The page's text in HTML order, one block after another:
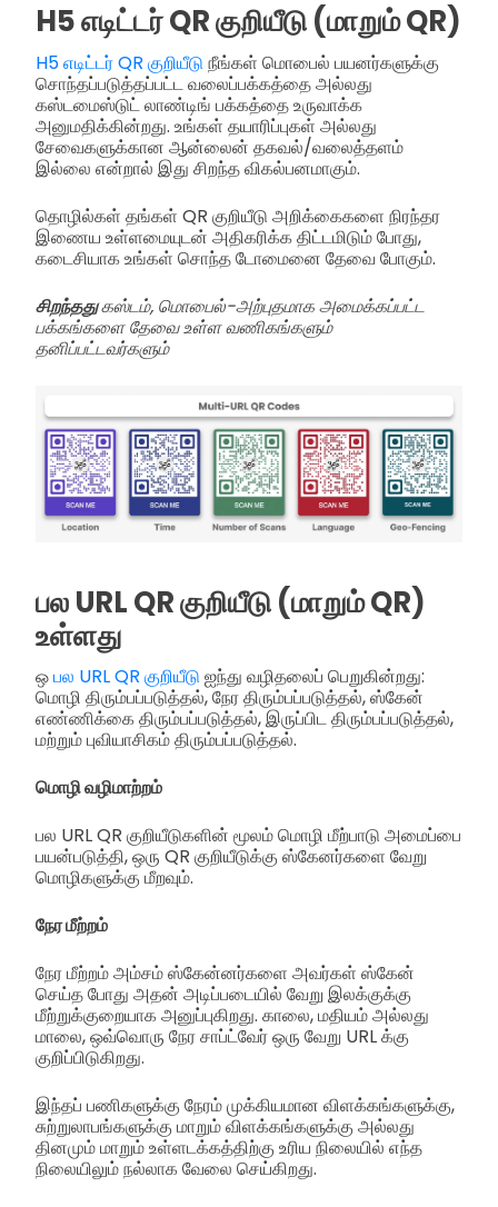
H5 எடிட்டர் QR குறியீடு (மாறும் QR)
H5 எடிட்டர் QR குறியீடு நீங்கள் மொபைல் பயனர்களுக்கு
சொந்தப்படுத்தப்பட்ட வலைப்பக்கத்தை அல்லது
கஸ்டமைஸ்டுட் லாண்டிங் பக்கத்தை உருவாக்க
அனுமதிக்கின்றது. உங்கள் தயாரிப்புகள் அல்லது
சேவைகளுக்கான ஆன்லைன் தகவல்/வலைத்தளம்
இல்லை என்றால் இது சிறந்த விகல்பனமாகும்.
தொழில்கள் தங்கள் QR குறியீடு அறிக்கைகளை நிரந்தர
இணைய உள்ளமையுடன் அதிகரிக்க திட்டமிடும் போது,
கடைசியாக உங்கள் சொந்த டோமைனை தேவை போகும்.
சிறந்ததுகஸ்டம், மொபைல்-அற்புதமாக அமைக்கப்பட்ட
பக்கங்களை தேவை உள்ள வணிகங்களும்
தனிப்பட்டவர்களும்
பல URL QR குறியீடு (மாறும் QR)
உள்ளது
ஒபல URL QR குறியீடு ஐந்து வழிதலைப் பெறுகின்றது:
மொழி திரும்பப்படுத்தல், நேர திரும்பப்படுத்தல், ஸ்கேன்
எண்ணிக்கை திரும்பப்படுத்தல், இருப்பிட திரும்பப்படுத்தல்,
மற்றும் புவியாசிகம் திரும்பப்படுத்தல்.
மொழி வழிமாற்றம்
பல URL QR குறியீடுகளின் மூலம் மொழி மீற்பாடு அமைப்பை
பயன்படுத்தி, ஒரு QR குறியீடுக்கு ஸ்கேனர்களை வேறு
மொழிகளுக்கு மீறவும்.
நேர மீற்றம்
நேர மீற்றம் அம்சம் ஸ்கேன்னர்களை அவர்கள் ஸ்கேன்
செய்த போது அதன் அடிப்படையில் வேறு இலக்குக்கு
மீற்றுக்குறையாக அனுப்புகிறது. காலை, மதியம் அல்லது
மாலை, ஒவ்வொரு நேர சாப்ட்வேர் ஒரு வேறு URL க்கு
குறிப்பிடுகிறது.
இந்தப் பணிகளுக்கு நேரம் முக்கியமான விளக்கங்களுக்கு,
சுற்றுலாபங்களுக்கு மாறும் விளக்கங்களுக்கு அல்லது
தினமும் மாறும் உள்ளடக்கத்திற்கு உரிய நிலையில் எந்த
நிலையிலும் நல்லாக வேலை செய்கிறது.